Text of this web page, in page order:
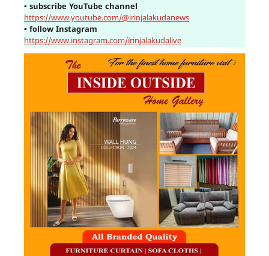
▪ subscribe YouTube channel
https://www.youtube.com/@irinjalakudanews
▪ follow Instagram
https://www.instagram.com/irinjalakudalive